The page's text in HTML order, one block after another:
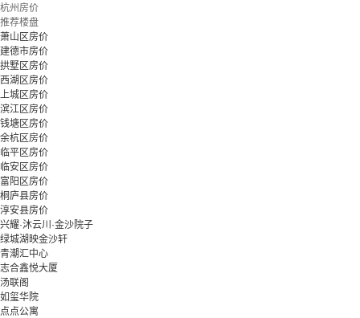
杭州房价
推荐楼盘
萧山区房价
建德市房价
拱墅区房价
西湖区房价
上城区房价
滨江区房价
钱塘区房价
余杭区房价
临平区房价
临安区房价
富阳区房价
桐庐县房价
淳安县房价
兴耀·沐云川·金沙院子
绿城湖映金沙轩
青潮汇中心
志合鑫悦大厦
汤联阁
如玺华院
点点公寓